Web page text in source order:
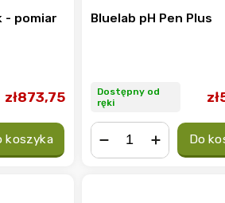
- pomiar
zł873,75
koszyka
Bluelab pH Pen Plus
Dostępny od
ręki
Do